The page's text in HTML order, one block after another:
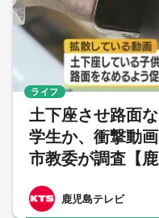
土下座させ路面
学生か、衝撃動
市教委が調査【鹿
鹿児島テレビ
ライフ